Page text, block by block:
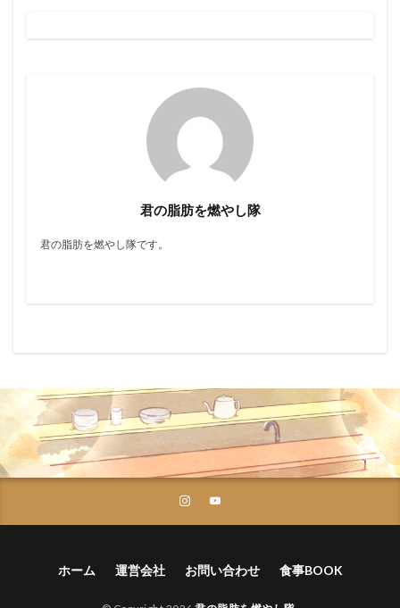
君の脂肪を燃やし隊
君の脂肪を燃やし隊です。
ホーム 運営会社 お問い合わせ 食事BOOK